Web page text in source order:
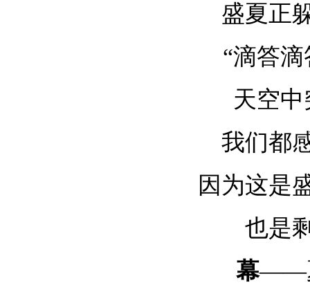
盛夏正
“滴答
天空
我们都
因为这是
也是
幕——